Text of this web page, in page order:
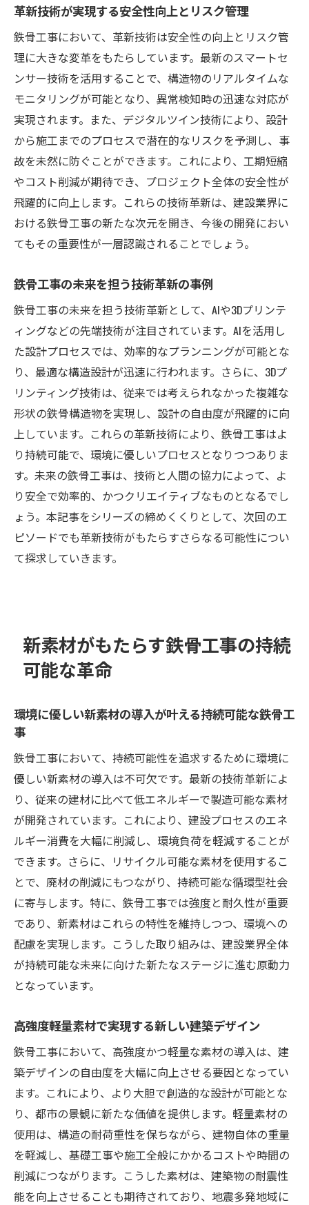
革新的なパートナーシップが生む業界の進
化
鉄骨工事の持続可能性を支える新素材と技術
持続可能な鉄骨工事実現への新素材の貢献
技術革新がもたらす環境負荷の低減
エネルギー効率を高める鉄骨工事の新技術
持続可能な都市開発に貢献する鉄骨工事
新素材と革新技術の融合で生まれる未来の
建築
持続可能性を追求する鉄骨工事のベストプ
革新技術が実現する安全性向上とリスク管理
鉄骨工事において、革新技術は安全性の向上とリスク管
理に大きな変革をもたらしています。最新のスマートセ
ンサー技術を活用することで、構造物のリアルタイムな
モニタリングが可能となり、異常検知時の迅速な対応が
実現されます。また、デジタルツイン技術により、設計
から施工までのプロセスで潜在的なリスクを予測し、事
故を未然に防ぐことができます。これにより、工期短縮
やコスト削減が期待でき、プロジェクト全体の安全性が
飛躍的に向上します。これらの技術革新は、建設業界に
おける鉄骨工事の新たな次元を開き、今後の開発におい
てもその重要性が一層認識されることでしょう。
鉄骨工事の未来を担う技術革新の事例
鉄骨工事の未来を担う技術革新として、AIや3Dプリンテ
ィングなどの先端技術が注目されています。AIを活用し
た設計プロセスでは、効率的なプランニングが可能とな
り、最適な構造設計が迅速に行われます。さらに、3Dプ
リンティング技術は、従来では考えられなかった複雑な
形状の鉄骨構造物を実現し、設計の自由度が飛躍的に向
上しています。これらの革新技術により、鉄骨工事はよ
り持続可能で、環境に優しいプロセスとなりつつありま
す。未来の鉄骨工事は、技術と人間の協力によって、よ
り安全で効率的、かつクリエイティブなものとなるでし
ょう。本記事をシリーズの締めくくりとして、次回のエ
ピソードでも革新技術がもたらすさらなる可能性につい
て探求していきます。
新素材がもたらす鉄骨工事の持続
可能な革命
環境に優しい新素材の導入が叶える持続可能な鉄骨工
事
鉄骨工事において、持続可能性を追求するために環境に
優しい新素材の導入は不可欠です。最新の技術革新によ
り、従来の建材に比べて低エネルギーで製造可能な素材
が開発されています。これにより、建設プロセスのエネ
ルギー消費を大幅に削減し、環境負荷を軽減することが
できます。さらに、リサイクル可能な素材を使用するこ
とで、廃材の削減にもつながり、持続可能な循環型社会
に寄与します。特に、鉄骨工事では強度と耐久性が重要
であり、新素材はこれらの特性を維持しつつ、環境への
配慮を実現します。こうした取り組みは、建設業界全体
が持続可能な未来に向けた新たなステージに進む原動力
となっています。
高強度軽量素材で実現する新しい建築デザイン
鉄骨工事において、高強度かつ軽量な素材の導入は、建
築デザインの自由度を大幅に向上させる要因となってい
ます。これにより、より大胆で創造的な設計が可能とな
り、都市の景観に新たな価値を提供します。軽量素材の
使用は、構造の耐荷重性を保ちながら、建物自体の重量
を軽減し、基礎工事や施工全般にかかるコストや時間の
削減につながります。こうした素材は、建築物の耐震性
能を向上させることも期待されており、地震多発地域に